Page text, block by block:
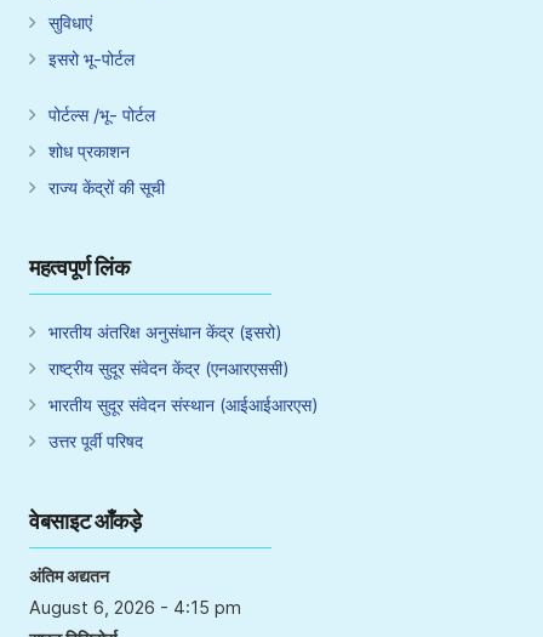
सुविधाएं
इसरो भू-पोर्टल
पोर्टल्स /भू- पोर्टल
शोध प्रकाशन
राज्य केंद्रों की सूची
महत्वपूर्ण लिंक
भारतीय अंतरिक्ष अनुसंधान केंद्र (इसरो)
राष्ट्रीय सुदूर संवेदन केंद्र (एनआरएससी)
भारतीय सुदूर संवेदन संस्थान (आईआईआरएस)
उत्तर पूर्वी परिषद
वेबसाइट आँकड़े
अंतिम अद्यतन
August 6, 2026 - 4:15 pm